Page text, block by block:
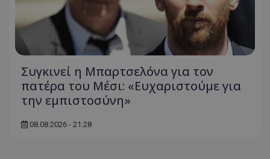
Συγκινεί η Μπαρτσελόνα για τον
πατέρα του Μέσι: «Ευχαριστούμε για
την εμπιστοσύνη»
08.08.2026 - 21:28